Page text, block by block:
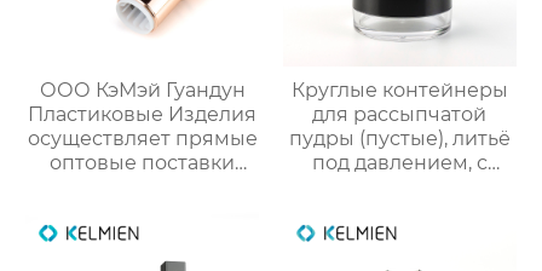
ООО КэМэй Гуандун
Пластиковые Изделия
осуществляет прямые
оптовые поставки
Круглые контейнеры
для рассыпчатой
пудры (пустые), литьё
под давлением, с
новогодним